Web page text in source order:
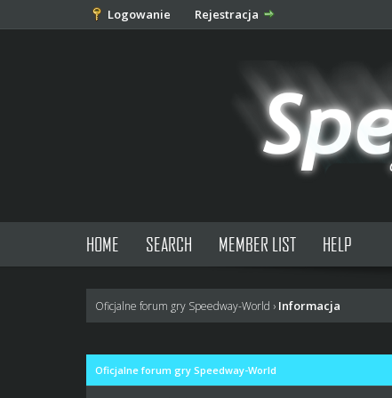
Logowanie Rejestracja
HOME SEARCH MEMBER LIST HELP
Oficjalne forum gry Speedway-World › Informacja
Oficjalne forum gry Speedway-World